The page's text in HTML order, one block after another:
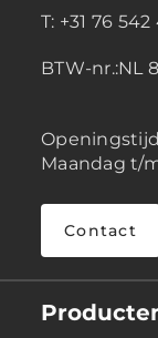
T: +31 76
BTW-nr.:NL
Maandag t/
Contact